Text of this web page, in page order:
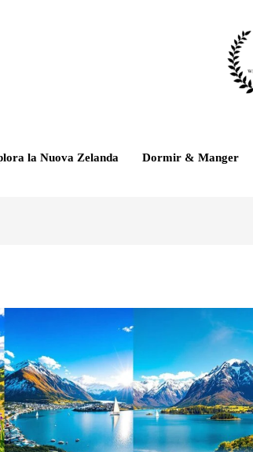
la Nuova Zelanda Dormir & Manger